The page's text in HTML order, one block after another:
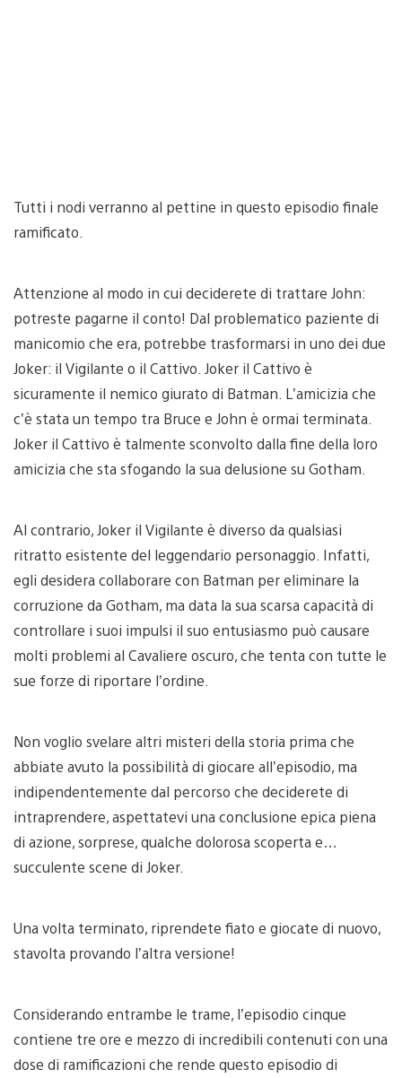
Tutti i nodi verranno al pettine in questo episodio finale
ramificato.
Attenzione al modo in cui deciderete di trattare John:
potreste pagarne il conto! Dal problematico paziente di
manicomio che era, potrebbe trasformarsi in uno dei due
Joker: il Vigilante o il Cattivo. Joker il Cattivo è
sicuramente il nemico giurato di Batman. L’amicizia che
c’è stata un tempo tra Bruce e John è ormai terminata.
Joker il Cattivo è talmente sconvolto dalla fine della loro
amicizia che sta sfogando la sua delusione su Gotham.
Al contrario, Joker il Vigilante è diverso da qualsiasi
ritratto esistente del leggendario personaggio. Infatti,
egli desidera collaborare con Batman per eliminare la
corruzione da Gotham, ma data la sua scarsa capacità di
controllare i suoi impulsi il suo entusiasmo può causare
molti problemi al Cavaliere oscuro, che tenta con tutte le
sue forze di riportare l’ordine.
Non voglio svelare altri misteri della storia prima che
abbiate avuto la possibilità di giocare all’episodio, ma
indipendentemente dal percorso che deciderete di
intraprendere, aspettatevi una conclusione epica piena
di azione, sorprese, qualche dolorosa scoperta e…
succulente scene di Joker.
Una volta terminato, riprendete fiato e giocate di nuovo,
stavolta provando l’altra versione!
Considerando entrambe le trame, l’episodio cinque
contiene tre ore e mezzo di incredibili contenuti con una
dose di ramificazioni che rende questo episodio di